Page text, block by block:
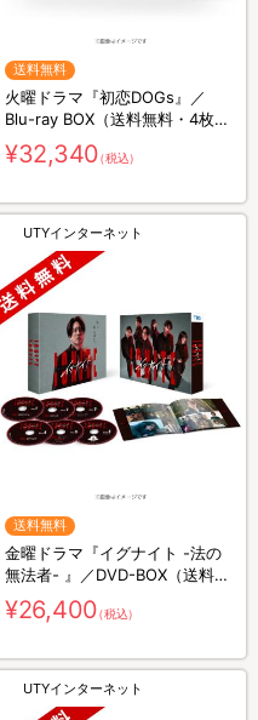
送料無料
火曜ドラマ『初恋DOGs』／
Blu-ray BOX（送料無料・4枚
組）
¥32,340（税込）
UTYインターネット
送料無料
金曜ドラマ『イグナイト -法の
無法者- 』／DVD-BOX（送料無
料・6枚組）
¥26,400（税込）
UTYインターネット